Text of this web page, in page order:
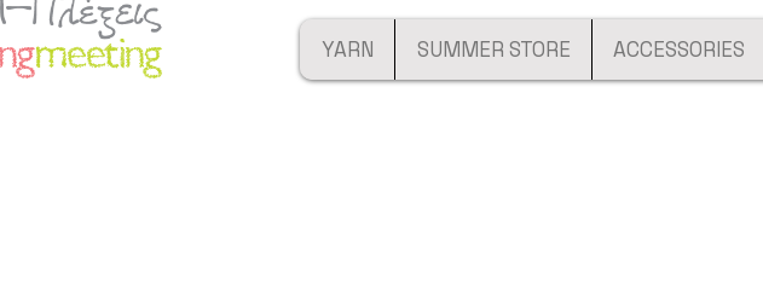
YARN SUMMER STORE ACCESSORIES